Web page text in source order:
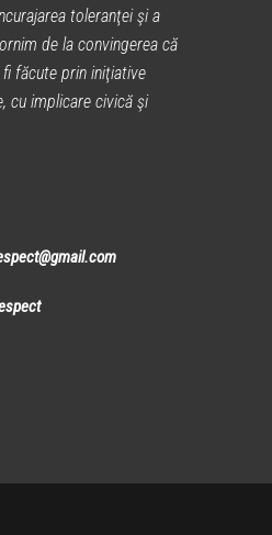
toleranţei şi a
de la convingerea că
făcute prin iniţiative
cu implicare civică şi